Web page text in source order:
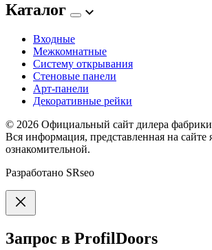
Каталог
Входные
Межкомнатные
Систему открывания
Стеновые панели
Арт-панели
Декоративные рейки
© 2026 Официальный сайт дилера
Вся информация, представленная на сайте
ознакомительной.
Разработано SRseo
Запрос в ProfilDoors